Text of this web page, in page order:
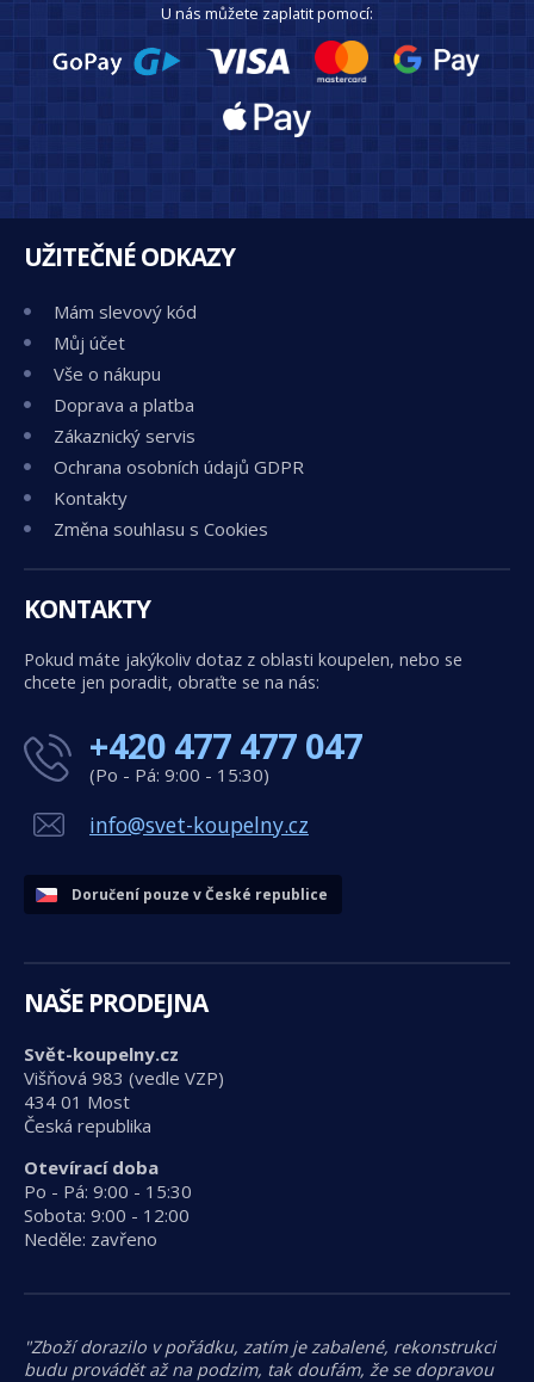
U nás můžete zaplatit pomocí:
UŽITEČNÉ ODKAZY
Mám slevový kód
Můj účet
Vše o nákupu
Doprava a platba
Zákaznický servis
Ochrana osobních údajů GDPR
Kontakty
Změna souhlasu s Cookies
KONTAKTY
Pokud máte jakýkoliv dotaz z oblasti koupelen, nebo se
chcete jen poradit, obraťte se na nás:
+420 477 477 047
(Po - Pá: 9:00 - 15:30)
info@svet-koupelny.cz
Doručení pouze v České republice
NAŠE PRODEJNA
Svět-koupelny.cz
Višňová 983 (vedle VZP)
434 01 Most
Česká republika
Otevírací doba
Po - Pá: 9:00 - 15:30
Sobota: 9:00 - 12:00
Neděle: zavřeno
"Zboží dorazilo v pořádku, zatím je zabalené, rekonstrukci
budu provádět až na podzim, tak doufám, že se dopravou